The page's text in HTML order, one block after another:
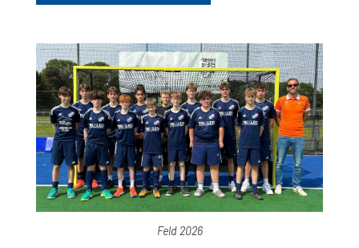
Feld 2026